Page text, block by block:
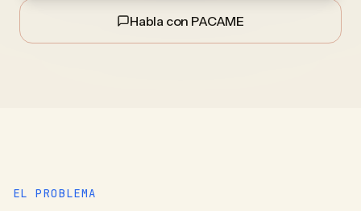
Habla con PACAME
EL PROBLEMA